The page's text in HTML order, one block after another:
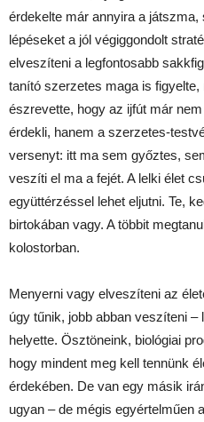
érdekelte már annyira a
lépéseket a jól végiggondolt
elveszíteni a legfontosabb
tanító szerzetes maga is
észrevette, hogy az ijfút már
érdekli, hanem a szerzetes-
versenyt: itt ma sem győztes,
veszíti el ma a fejét. A lelki élet
együttérzéssel lehet eljutni. Te,
birtokában vagy. A többit
kolostorban.
Menyerni vagy elveszíteni az
úgy tűnik, jobb abban veszíteni –
helyette. Ösztöneink, biológiai
hogy mindent meg kell tennünk
érdekében. De van egy másik
ugyan – de mégis egyértelműen